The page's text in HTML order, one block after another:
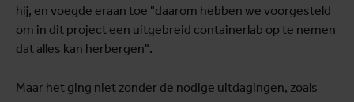
hij, en voegde eraan toe "daarom hebben we voorgesteld
om in dit project een uitgebreid containerlab op te nemen
dat alles kan herbergen".
Maar het ging niet zonder de nodige uitdagingen, zoals